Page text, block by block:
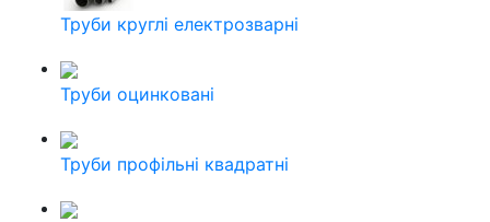
Труби круглі електрозварні
Труби оцинковані
Труби профільні квадратні